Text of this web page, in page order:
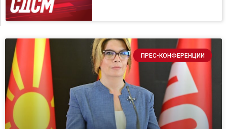
ПРЕС-КОНФЕРЕНЦИИ